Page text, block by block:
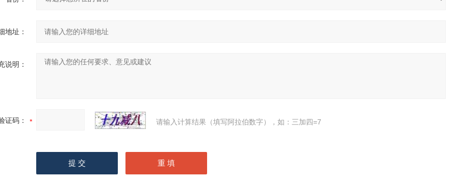
地址：
说明：
证码： 请输入计算结果（填写阿拉伯数字），如：三加四=7